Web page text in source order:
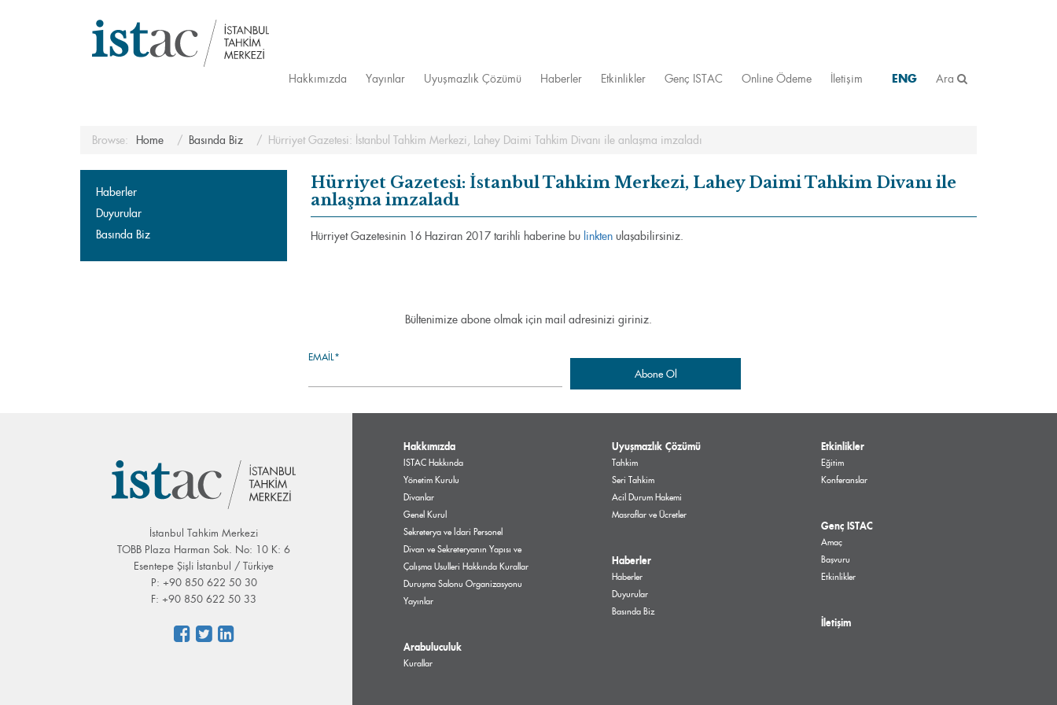
Hakkımızda Yayınlar Uyuşmazlık Çözümü Haberler Etkinlikler Genç ISTAC Online Ödeme İletişim ENG Ara
Browse: Home Basında Biz Hürriyet Gazetesi: İstanbul Tahkim Merkezi, Lahey Daimi Tahkim Divanı ile anlaşma imzaladı
Haberler
Duyurular
Basında Biz
Hürriyet Gazetesi: İstanbul Tahkim Merkezi, Lahey Daimi Tahkim Divanı ile
anlaşma imzaladı
Hürriyet Gazetesinin 16 Haziran 2017 tarihli haberine bu linktenulaşabilirsiniz.
Bültenimize abone olmak için mail adresinizi giriniz.
EMAIL*
İstanbul Tahkim Merkezi
TOBB Plaza Harman Sok. No: 10 K: 6
Esentepe Şişli İstanbul / Türkiye
P: +90 850 622 50 30
F: +90 850 622 50 33
Hakkımızda
ISTAC Hakkında
Yönetim Kurulu
Divanlar
Genel Kurul
Sekreterya ve İdari Personel
Divan ve Sekreteryanın Yapısı ve
Çalışma Usulleri Hakkında Kurallar
Duruşma Salonu Organizasyonu
Yayınlar
Arabuluculuk
Kurallar
Uyuşmazlık Çözümü
Tahkim
Seri Tahkim
Acil Durum Hakemi
Masraflar ve Ücretler
Haberler
Haberler
Duyurular
Basında Biz
Etkinlikler
Eğitim
Konferanslar
Genç ISTAC
Amaç
Başvuru
Etkinlikler
İletişim